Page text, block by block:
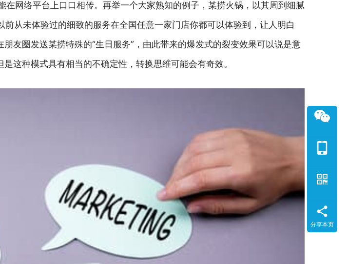
网络平台上口口相传。再举一个大家熟知的例子，某捞火锅，以其周到细腻
从未体验过的细致的服务在全国任意一家门店你都可以体验到，让人明白
友圈发送某捞特殊的“生日服务”，由此带来的爆发式的裂变效果可以说是意
这种模式具有相当的不确定性，转换思维可能会有奇效。
分享本页